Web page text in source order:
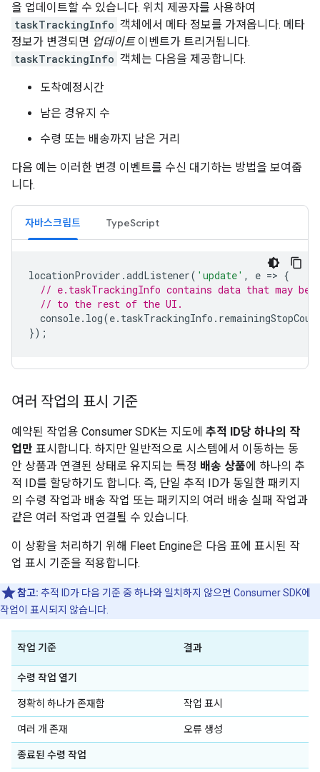
을 업데이트할 수 있습니다. 위치 제공자를 사용하여
taskTrackingInfo 객체에서 메타 정보를 가져옵니다. 메타
정보가 변경되면 업데이트이벤트가 트리거됩니다.
taskTrackingInfo 객체는 다음을 제공합니다.
도착예정시간
남은 경유지 수
수령 또는 배송까지 남은 거리
다음 예는 이러한 변경 이벤트를 수신 대기하는 방법을 보여줍
니다.
자바스크립트 TypeScript
locationProvider .addListener( 'update' , e => {
// e.taskTrackingInfo contains data that may be
// to the rest of the UI.
console. log(e. taskTrackingInfo .
});
여러 작업의 표시 기준
예약된 작업용 Consumer SDK는 지도에 추적 ID당 하나의 작
업만 표시합니다. 하지만 일반적으로 시스템에서 이동하는 동
안 상품과 연결된 상태로 유지되는 특정 배송 상품에 하나의 추
적 ID를 할당하기도 합니다. 즉, 단일 추적 ID가 동일한 패키지
의 수령 작업과 배송 작업 또는 패키지의 여러 배송 실패 작업과
같은 여러 작업과 연결될 수 있습니다.
이 상황을 처리하기 위해 Fleet Engine은 다음 표에 표시된 작
업 표시 기준을 적용합니다.
참고: 추적 ID가 다음 기준 중 하나와 일치하지 않으면 Consumer SDK에
작업이 표시되지 않습니다.
작업 기준 결과
수령 작업 열기
정확히 하나가 존재함 작업 표시
여러 개 존재 오류 생성
종료된 수령 작업